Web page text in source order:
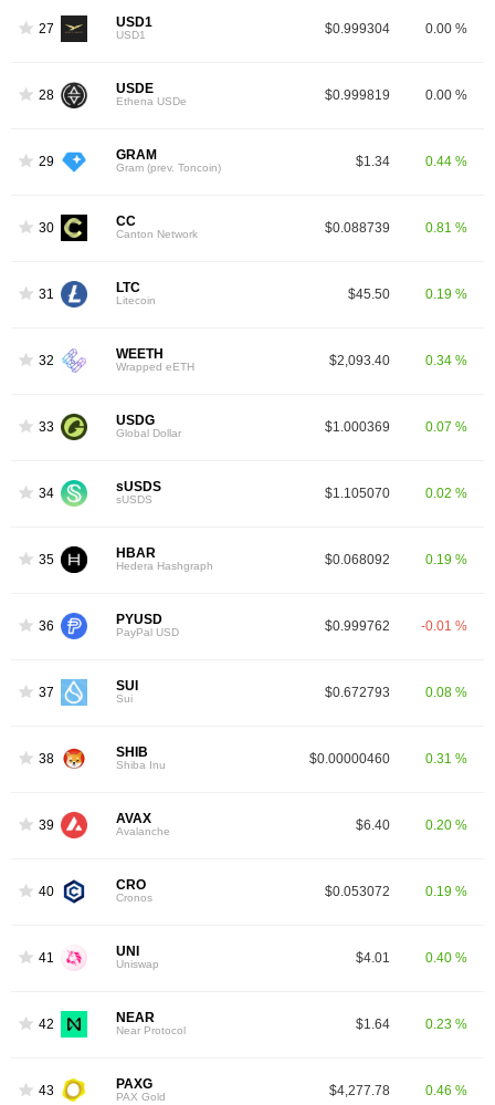
27 USD1
USD1 $0.999304 0.00 %
28 USDE
Ethena USDe $0.999819 0.00 %
29 GRAM
Gram (prev. Toncoin) $1.34 0.44 %
30 CC
Canton Network $0.088739 0.81 %
31 LTC
Litecoin $45.50 0.19 %
32 WEETH
Wrapped eETH $2,093.40 0.34 %
33 USDG
Global Dollar $1.000369 0.07 %
34 sUSDS
sUSDS $1.105070 0.02 %
35 HBAR
Hedera Hashgraph $0.068092 0.19 %
36 PYUSD
PayPal USD $0.999762 -0.01 %
37 SUI
Sui $0.672793 0.08 %
38 SHIB
Shiba Inu $0.00000460 0.31 %
39 AVAX
Avalanche $6.40 0.20 %
40 CRO
Cronos $0.053072 0.19 %
41 UNI
Uniswap $4.01 0.40 %
42 NEAR
Near Protocol $1.64 0.23 %
43 PAXG
PAX Gold $4,277.78 0.46 %